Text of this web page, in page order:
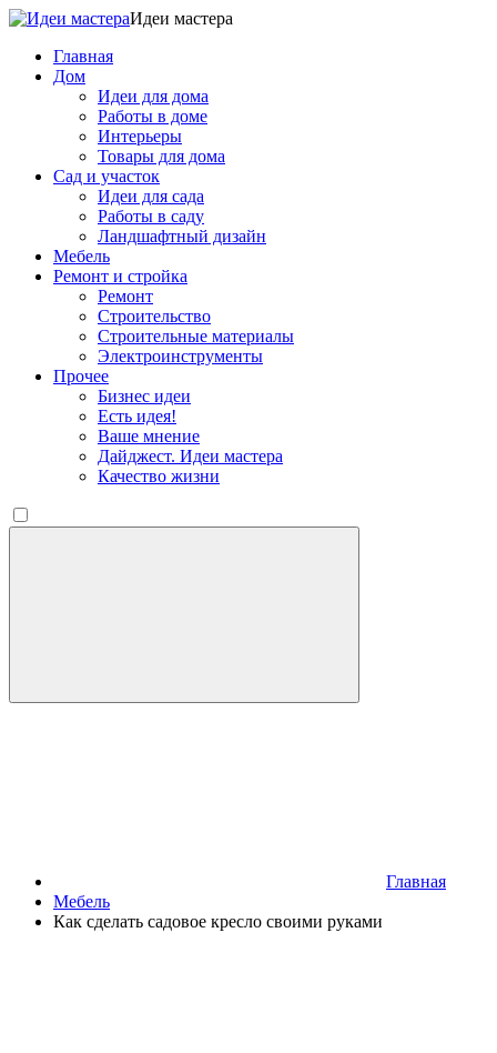
Идеи мастера
Главная
Дом
Идеи для дома
Работы в доме
Интерьеры
Товары для дома
Сад и участок
Идеи для сада
Работы в саду
Ландшафтный дизайн
Мебель
Ремонт и стройка
Ремонт
Строительство
Строительные материалы
Электроинструменты
Прочее
Бизнес идеи
Есть идея!
Ваше мнение
Дайджест. Идеи мастера
Качество жизни
Главная
Мебель
Как сделать садовое кресло своими руками